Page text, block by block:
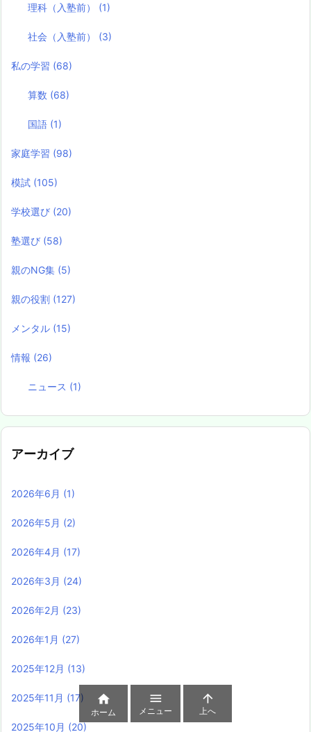
理科（入塾前） (1)
社会（入塾前） (3)
私の学習 (68)
算数 (68)
国語 (1)
家庭学習 (98)
模試 (105)
学校選び (20)
塾選び (58)
親のNG集 (5)
親の役割 (127)
メンタル (15)
情報 (26)
ニュース (1)
アーカイブ
2026年6月 (1)
2026年5月 (2)
2026年4月 (17)
2026年3月 (24)
2026年2月 (23)
2026年1月 (27)
2025年12月 (13)
2025年11月 (17)
2025年10月 (20)

ホーム

メニュー

上へ